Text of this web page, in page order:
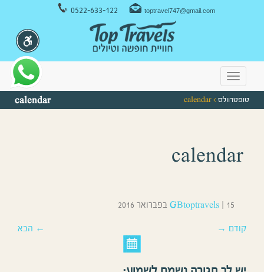
0522-633-122 toptravel747@gmail.com
Toggle
navigation
טופטרוולס > calendar
calendar
calendar
GBtoptravels 15 בפברואר 2016
קודם → ← הבא
ניווט במקלדת